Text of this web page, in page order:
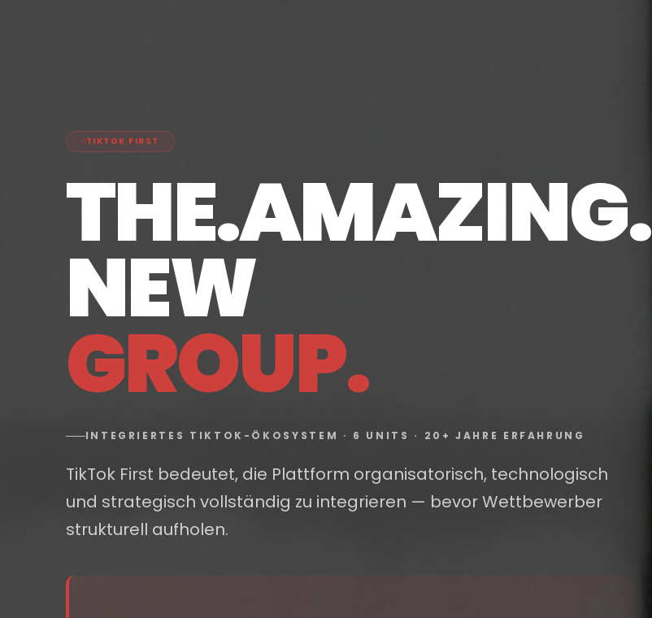
TIKTOK FIRST
THE.AMAZING.
NEW
GROUP.
INTEGRIERTES TIKTOK-ÖKOSYSTEM · 6 UNITS · 20+ JAHRE ERFAHRUNG
TikTok First bedeutet, die Plattform organisatorisch, technologisch
und strategisch vollständig zu integrieren — bevor Wettbewerber
strukturell aufholen.